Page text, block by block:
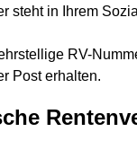
steht in Ihrem
RV-
Post erhalten.